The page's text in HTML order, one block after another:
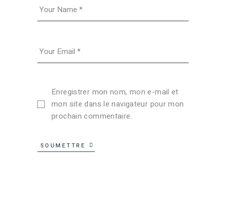
Enregistrer mon nom, mon e-mail et
mon site dans le navigateur pour mon
prochain commentaire.
SOUMETTRE